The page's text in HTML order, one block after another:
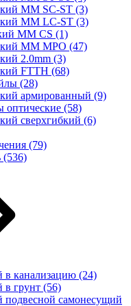
MM SC-ST (3)
MM LC-ST (3)
MM CS (1)
MM MPO (47)
2.0mm (3)
FTTH (68)
(28)
армированный (9)
(58)
сверхгибкий (6)
(79)
(536)
в канализацию (24)
в грунт (56)
подвесной самонесущий